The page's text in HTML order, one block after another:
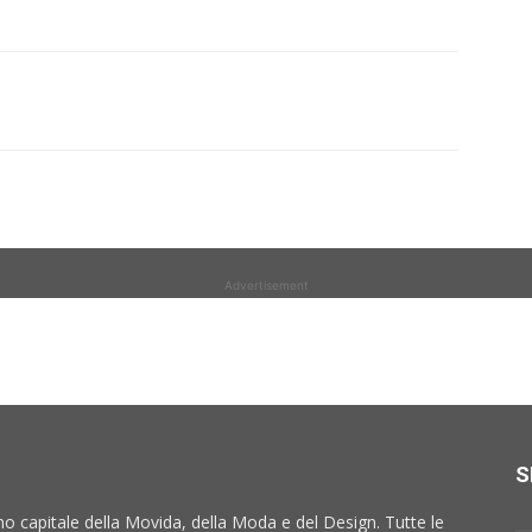
Advertisement
capitale della Movida, della Moda e del Design. Tutte le